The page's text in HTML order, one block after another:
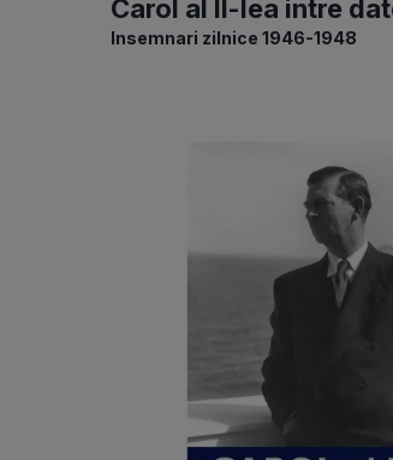
Carol al II-lea intre
Insemnari zilnice 1946-1948